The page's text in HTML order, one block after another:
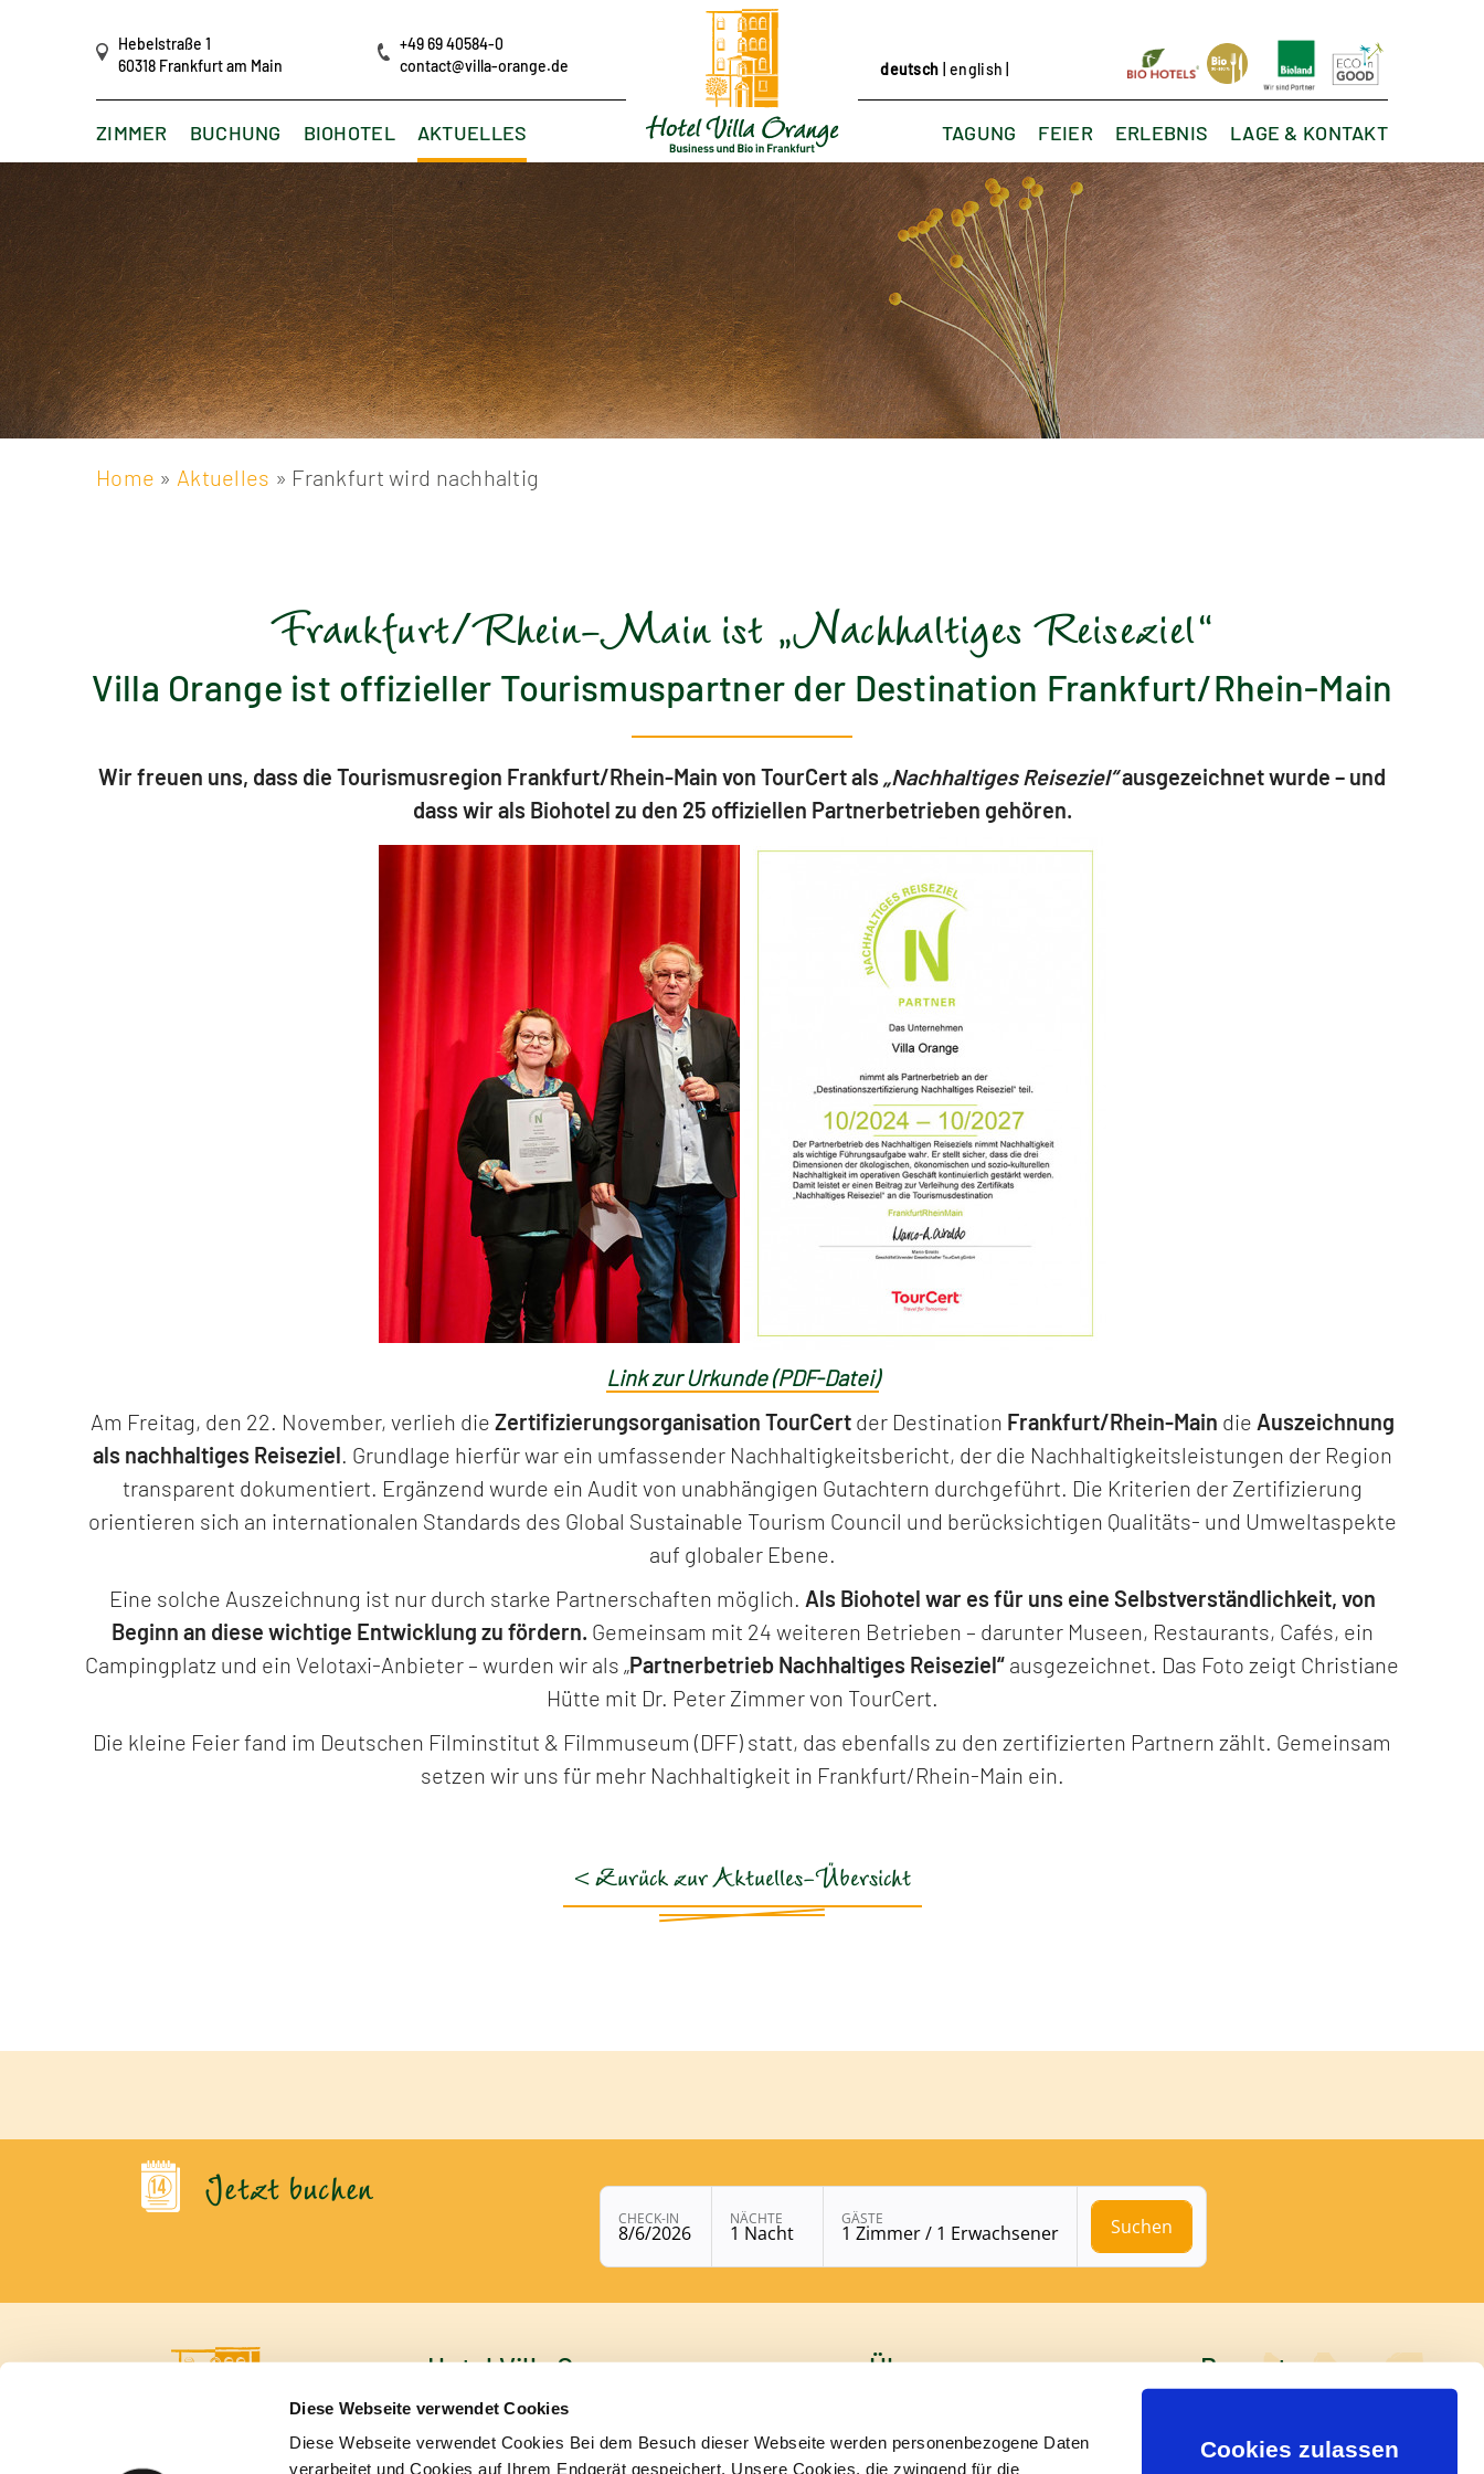
Diese Webseite verwendet Cookies
Diese Webseite verwendet Cookies Bei dem Besuch dieser Webseite werden personenbezogene Daten
verarbeitet und Cookies auf Ihrem Endgerät gespeichert. Unsere Cookies, die zwingend für die
Cookies zulassen
Hebelstraße 1
60318 Frankfurt am Main
+49 69 40584-0
contact@villa-orange.de
ZIMMER BUCHUNG BIOHOTEL AKTUELLES
deutsch |english
LAGE & KONTAKT
ERLEBNIS
FEIER
TAGUNG
Home » Aktuelles » Frankfurt wird nachhaltig
Frankfurt/Rhein-Main ist „Nachhaltiges Reiseziel“
Villa Orange ist offizieller Tourismuspartner der Destination Frankfurt/Rhein-Main
Wir freuen uns, dass die Tourismusregion Frankfurt/Rhein-Main von TourCert als „Nachhaltiges Reiseziel“ausgezeichnet wurde – und
dass wir als Biohotel zu den 25 offiziellen Partnerbetrieben gehören.
Link zur Urkunde (PDF-Datei)
Am Freitag, den 22. November, verlieh die Zertifizierungsorganisation TourCertder Destination Frankfurt/Rhein-Main die Auszeichnung
als nachhaltiges Reiseziel. Grundlage hierfür war ein umfassender Nachhaltigkeitsbericht, der die Nachhaltigkeitsleistungen der Region
transparent dokumentiert. Ergänzend wurde ein Audit von unabhängigen Gutachtern durchgeführt. Die Kriterien der Zertifizierung
orientieren sich an internationalen Standards des Global Sustainable Tourism Council und berücksichtigen Qualitäts- und Umweltaspekte
auf globaler Ebene.
Eine solche Auszeichnung ist nur durch starke Partnerschaften möglich. Als Biohotel war es für uns eine Selbstverständlichkeit, von
Beginn an diese wichtige Entwicklung zu fördern. Gemeinsam mit 24 weiteren Betrieben – darunter Museen, Restaurants, Cafés, ein
Campingplatz und ein Velotaxi-Anbieter – wurden wir als „Partnerbetrieb Nachhaltiges Reiseziel“ ausgezeichnet. Das Foto zeigt Christiane
Hütte mit Dr. Peter Zimmer von TourCert.
Die kleine Feier fand im Deutschen Filminstitut & Filmmuseum (DFF) statt, das ebenfalls zu den zertifizierten Partnern zählt. Gemeinsam
setzen wir uns für mehr Nachhaltigkeit in Frankfurt/Rhein-Main ein.
< Zurück zur Aktuelles-Übersicht
Jetzt buchen
CHECK-IN
8/6/2026
NÄCHTE
1 Nacht
GÄSTE
1 Zimmer / 1 Erwachsener Suchen
Buchungsmodul mit ausgewählten Parametern öffnen
Hotel Villa Orange
Inhaberin: Christiane Hütte
Hebelstraße 1
60318 Frankfurt am Main
Über uns
› Biohotel
Bewertungen
› Google